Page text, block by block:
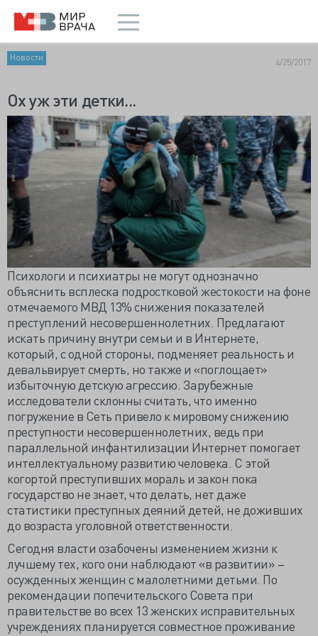
Новости 4/25/2017
Ох уж эти детки...
Психологи и психиатры не могут однозначно
объяснить всплеска подростковой жестокости на фоне
отмечаемого МВД 13% снижения показателей
преступлений несовершеннолетних. Предлагают
искать причину внутри семьи и в Интернете,
который, с одной стороны, подменяет реальность и
девальвирует смерть, но также и «поглощает»
избыточную детскую агрессию. Зарубежные
исследователи склонны считать, что именно
погружение в Сеть привело к мировому снижению
преступности несовершеннолетних, ведь при
параллельной инфантилизации Интернет помогает
интеллектуальному развитию человека. С этой
когортой преступивших мораль и закон пока
государство не знает, что делать, нет даже
статистики преступных деяний детей, не доживших
до возраста уголовной ответственности.
Сегодня власти озабочены изменением жизни к
лучшему тех, кого они наблюдают «в развитии» –
осужденных женщин с малолетними детьми. По
рекомендации попечительского Совета при
правительстве во всех 13 женских исправительных
учреждениях планируется совместное проживание